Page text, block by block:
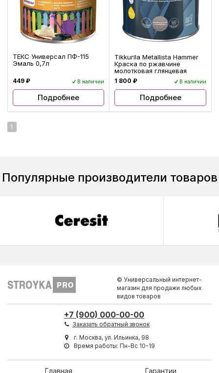
ТЕКС Универсал ПФ-115
Эмаль 0,7л
449 ₽ В наличии
Подробнее
Tikkurila Metallista Hammer
Краска по ржавчине
молотковая глянцевая
1 800 ₽ В наличии
Подробнее
1
Популярные производители товаров
© Универсальный интернет-
магазин для продажи любых
видов товаров
+7 (900) 000-00-00
Заказать обратный звонок
г. Москва, ул. Ильинка, 98
Время работы: Пн-Вс 10-19
Главная Гарантии